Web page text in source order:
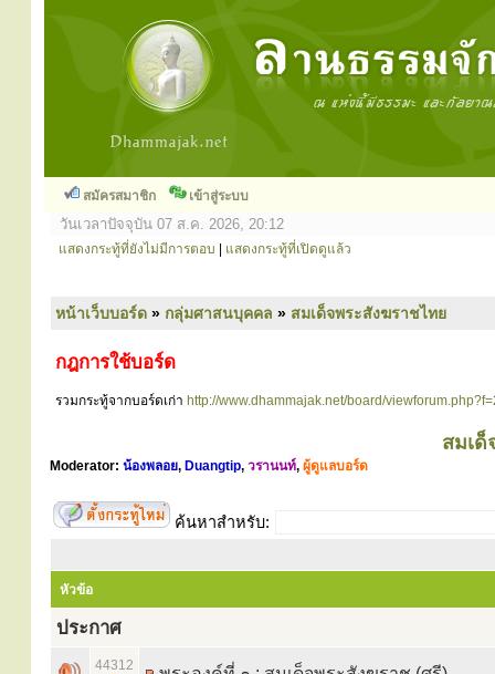
สมัครสมาชิก เข้าสู่ระบบ
วันเวลาปัจจุบัน 07 ส.ค. 2026, 20:12
แสดงกระทู้ที่ยังไม่มีการตอบ แสดงกระทู้ที่เปิดดูแล้ว
หน้าเว็บบอร์ด » กลุ่มศาสนบุคคล » สมเด็จพระสังฆราชไทย
กฎการใช้บอร์ด
รวมกระทู้จากบอร์ดเก่า http://www.dhammajak.net/board/
สมเด็
Moderator: น้องพลอย, Duangtip, วรานนท์, ผู้ดูแลบอร์ด
ค้นหาสำหรับ:
หัวข้อ
ประกาศ
44312